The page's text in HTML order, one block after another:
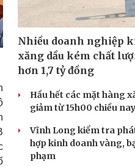
Nhiều doanh nghiệp
xăng dầu kém chất
hơn 1,7 tỷ đồng
Hầu hết các mặt hàng
giảm từ 15h00 chiều
Vĩnh Long kiểm tra
hợp kinh doanh vàng,
phạm